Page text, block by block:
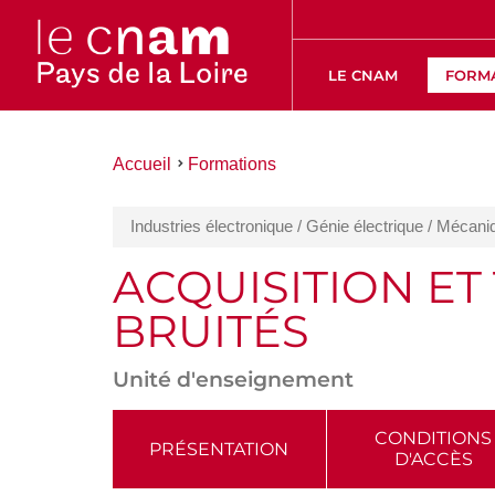
LE CNAM
Vous
Accueil Formations
Industries électronique / Génie électrique /
ACQUISITION
BRUITÉS
Unité d'enseignement
ACCÉDER
PRÉSENTATION
CONDITIONS
D'ACCÈS